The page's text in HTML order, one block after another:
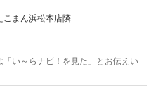
こまん浜松本店隣
い～らナビ！を見た」とお伝えい